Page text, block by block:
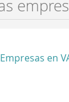
Empresas en